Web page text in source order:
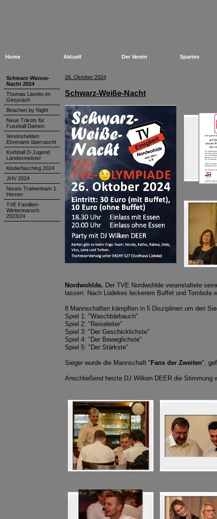
Home Aktuell Der Verein Sparten
26. Oktober 2024
Schwarz-Weiße-Nacht
Nordwohlde. Der TVE Nordwohlde veranstaltete
lassen: Nach Lüdekes leckerem Buffet und
8 Mannschaften kämpften in 5 Disziplinen um den
Spiel 1: "Waschbärbauch"
Spiel 2: "Reiseleiter"
Spiel 3: "Der Geschicklichste"
Spiel 4: "Der Beweglichste"
Spiel 5: "Der Stärkste"
Sieger wurde die Mannschaft " Fans der Zweiten",
Anschließend heizte DJ Wilken DEER die
Schwarz-Weisse-
Nacht 2024
Thomas Liwotto im
Gespräch
Beachen by Night
Neue Trikots für
Fussball Damen
Vereinshelden
Ehrenamt überrascht
Korbball D-Jugend
Landesmeister
Kinderfasching 2024
JHV 2024
Neues Trainerteam 1.
Herren
TVE Familien-
Wintermarsch
2023/24